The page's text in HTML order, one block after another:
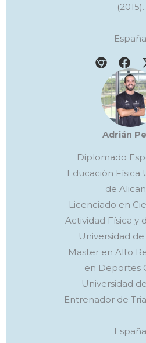
(2015).
España
Adrián
Diplomado
Educación Física
de
Licenciado en
Actividad Física y
Universidad
Master en Alto
en Deportes
Universidad
Entrenador de
España